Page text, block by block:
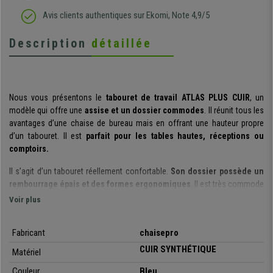
Avis clients authentiques sur Ekomi, Note 4,9/5
Description détaillée
Nous vous présentons le tabouret de travail ATLAS PLUS CUIR, un
modèle qui offre une assise et un dossier commodes. Il réunit tous les
avantages d’une chaise de bureau mais en offrant une hauteur propre
d’un tabouret. Il est parfait pour les tables hautes, réceptions ou
comptoirs.
Il s’agit d’un tabouret réellement confortable. Son dossier possède un
rembourrage épais et des formes ergonomiques . Il est très commode
grâce à son rembourrage doux pour une sensation agréable et à la fois
posture corporelle optimale.
Son assise ample possède également un
rembourrage généreux
Un autre plus de confort : son mécanisme d'inclinaison permanent.
Voir plus
Fabricant
chaisepro
Matériel
CUIR SYNTHÉTIQUE